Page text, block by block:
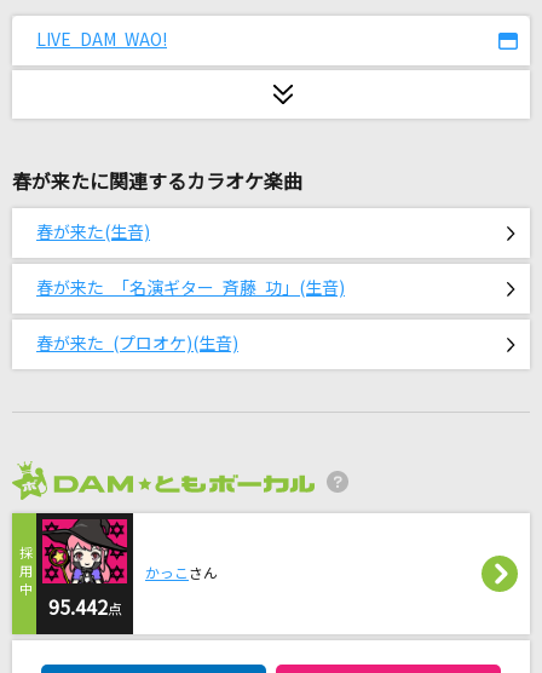
槇原敬之(Makihara)
Only Human(ビデオクリップバージョン)
旅立ちの唄
Mr.Children
クロノスタシス(名探偵コナンアニメバージョン)
[生音]君に届け
flumpool
月虹
BUMP OF CHICKEN
LIVE DAM WAO!
春が来たに関連するカラオケ楽曲
春が来た(生音)
春が来た 「名演ギター 斉藤 功」(生音)
春が来た (プロオケ)(生音)
95.442点
かっこ さん